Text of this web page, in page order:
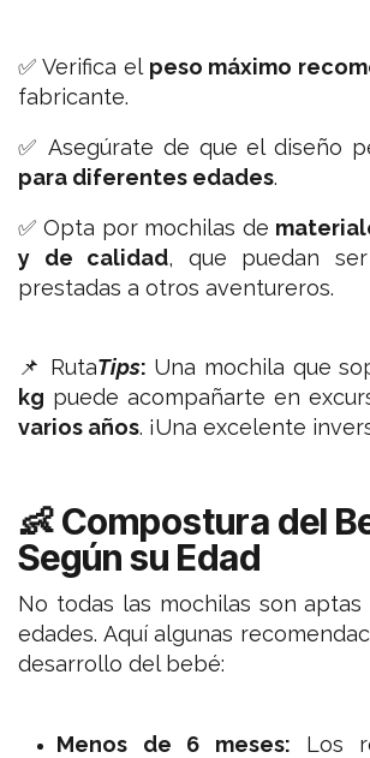
✅ Verifica el peso máximo
fabricante.
✅ Asegúrate de que el diseño
para diferentes edades.
✅ Opta por mochilas de
y de calidad, que puedan
prestadas a otros aventureros.
📌 RutaTips: Una mochila que
kg puede acompañarte en
varios años. ¡Una excelente
👶 Compostura del
Según su Edad
No todas las mochilas son
edades. Aquí algunas
desarrollo del bebé:
Menos de 6 meses: Los